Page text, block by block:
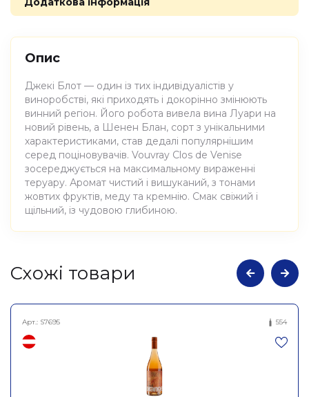
Опис
Джекі Блот — один із тих індивідуалістів у
виноробстві, які приходять і докорінно змінюють
винний регіон. Його робота вивела вина Луари на
новий рівень, а Шенен Блан, сорт з унікальними
характеристиками, став дедалі популярнішим
серед поціновувачів. Vouvray Clos de Venise
зосереджується на максимальному вираженні
теруару. Аромат чистий і вишуканий, з тонами
жовтих фруктів, меду та кремнію. Смак свіжий і
щільний, із чудовою глибиною.
Атрибути
натуральне сухе біле
Вувре Кло Де Веніс 2024,
Jacky Blot 750мл
Cхожі товари
Арт.: S7695 554